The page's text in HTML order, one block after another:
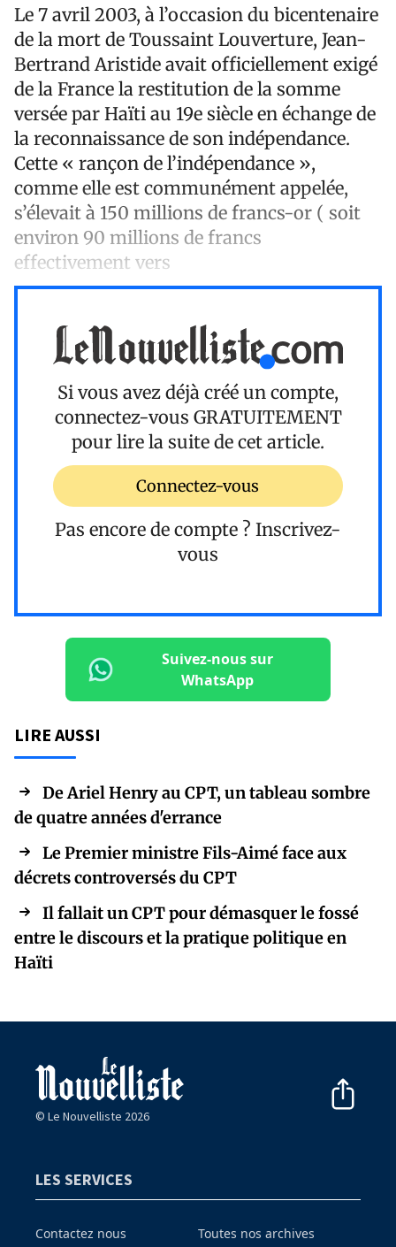
Le 7 avril 2003, à l’occasion du bicentenaire
de la mort de Toussaint Louverture, Jean-
Bertrand Aristide avait officiellement exigé
de la France la restitution de la somme
versée par Haïti au 19e siècle en échange de
la reconnaissance de son indépendance.
Cette « rançon de l’indépendance »,
comme elle est communément appelée,
s’élevait à 150 millions de francs-or ( soit
environ 90 millions de francs
effectivement vers
Si vous avez déjà créé un compte,
connectez-vous GRATUITEMENT
pour lire la suite de cet article.
Connectez-vous
Pas encore de compte ? Inscrivez-
vous
Suivez-nous sur
WhatsApp
LIRE AUSSI
De Ariel Henry au CPT, un tableau sombre
de quatre années d'errance
Le Premier ministre Fils-Aimé face aux
décrets controversés du CPT
Il fallait un CPT pour démasquer le fossé
entre le discours et la pratique politique en
Haïti
© Le Nouvelliste 2026
LES SERVICES
Contactez nous Toutes nos archives